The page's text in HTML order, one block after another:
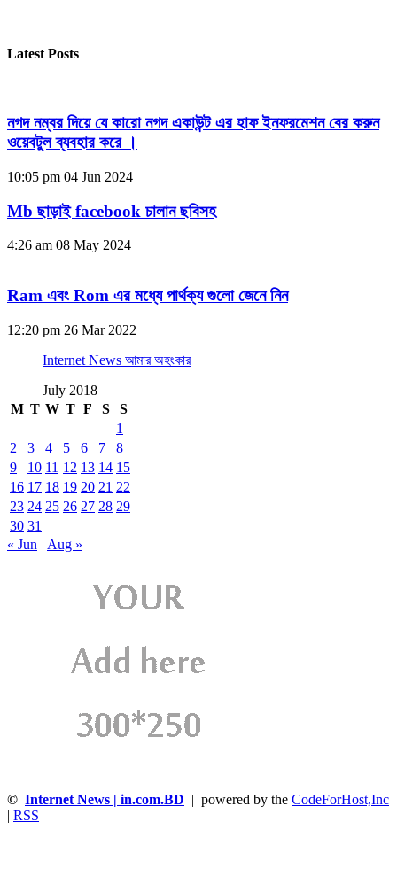
Latest Posts
নগদ নম্বর দিয়ে যে কারো নগদ একাউন্ট এর হাফ ইনফরমেশন বের করুন
ওয়েবটুল ব্যবহার করে ।
10:05 pm 04 Jun 2024
Mb ছাড়াই facebook চালান ছবিসহ
4:26 am 08 May 2024
Ram এবং Rom এর মধ্যে পার্থক্য গুলো জেনে নিন
12:20 pm 26 Mar 2022
Internet News আমার অহংকার
July 2018
M T W T F S
S
1
2
3 4 5 6 7
8
9
10 11 12 13 14 15
16 17 18 19 20 21 22
23 24 25 26 27 28 29
30 31
« Jun
Aug »
© Internet News | in.com.BD | powered by the CodeForHost,Inc
| RSS